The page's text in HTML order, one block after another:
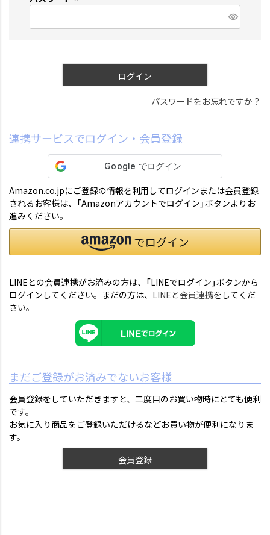
必
ログイン
パスワードをお忘れですか？
連携サービスでログイン・会員登録
Amazon.co.jpにご登録の情報を利用してログインまたは会員登録
されるお客様は、「Amazonアカウントでログイン」ボタンよりお
進みください。
LINEとの会員連携がお済みの方は、「LINEでログイン」ボタンから
ログインしてください。まだの方は、 LINEと会員連携をしてくだ
さい。
まだご登録がお済みでないお客様
会員登録をしていただきますと、二度目のお買い物時にとても便利
です。
お気に入り商品をご登録いただけるなどお買い物が便利になりま
す。
会員登録